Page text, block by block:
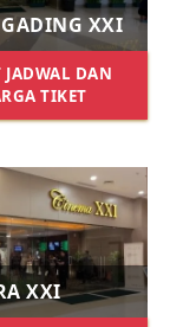
XXI
JADWAL DAN
TIKET
XXI